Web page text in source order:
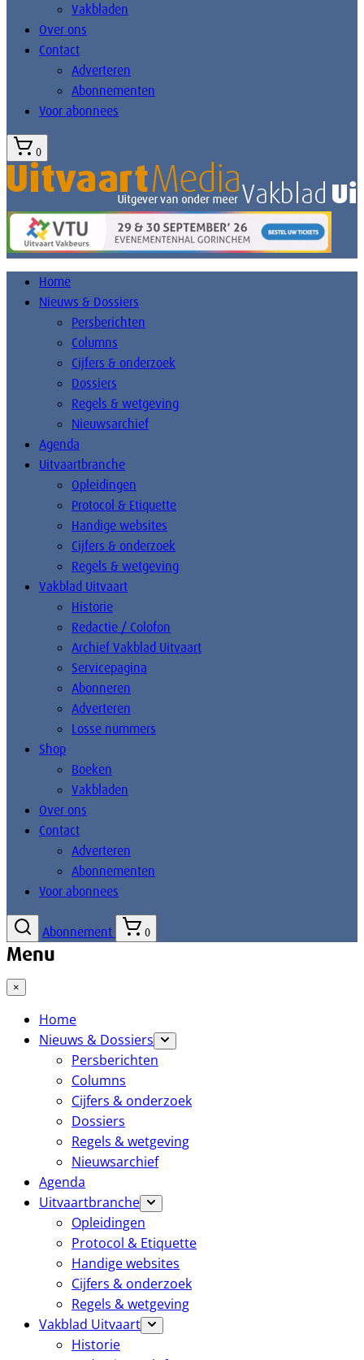
Vakbladen
Over ons
Contact
Adverteren
Abonnementen
Voor abonnees
0
Home
Nieuws & Dossiers
Persberichten
Columns
Cijfers & onderzoek
Dossiers
Regels & wetgeving
Nieuwsarchief
Agenda
Uitvaartbranche
Opleidingen
Protocol & Etiquette
Handige websites
Cijfers & onderzoek
Regels & wetgeving
Vakblad Uitvaart
Historie
Redactie / Colofon
Archief Vakblad Uitvaart
Servicepagina
Abonneren
Adverteren
Losse nummers
Shop
Boeken
Vakbladen
Over ons
Contact
Adverteren
Abonnementen
Voor abonnees
Abonnement 0
Menu
×
Home
Nieuws & Dossiers
Persberichten
Columns
Cijfers & onderzoek
Dossiers
Regels & wetgeving
Nieuwsarchief
Agenda
Uitvaartbranche
Opleidingen
Protocol & Etiquette
Handige websites
Cijfers & onderzoek
Regels & wetgeving
Vakblad Uitvaart
Historie